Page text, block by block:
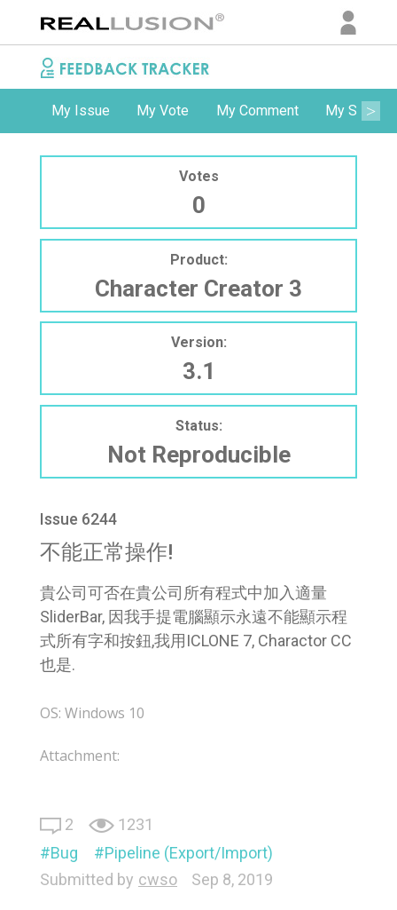
My Issue My Vote My Comment My
Votes
0
Product:
Character Creator 3
Version:
3.1
Status:
Not Reproducible
Issue 6244
不能正常操作!
貴公司可否在貴公司所有程式中加入適量
SliderBar, 因我手提電腦顯示永遠不能顯示程
式所有字和按鈕,我用ICLONE 7, Charactor CC
也是.
OS: Windows 10
Attachment:
2
1231
Bug
Pipeline (Export/Import)
Submitted by cwso Sep 8, 2019